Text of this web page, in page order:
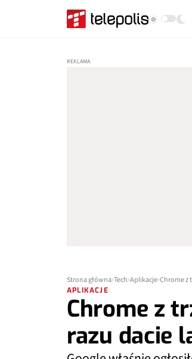
Strona główna Tech Aplikacje Chrome z
APLIKACJE
Chrome z
razu dacie